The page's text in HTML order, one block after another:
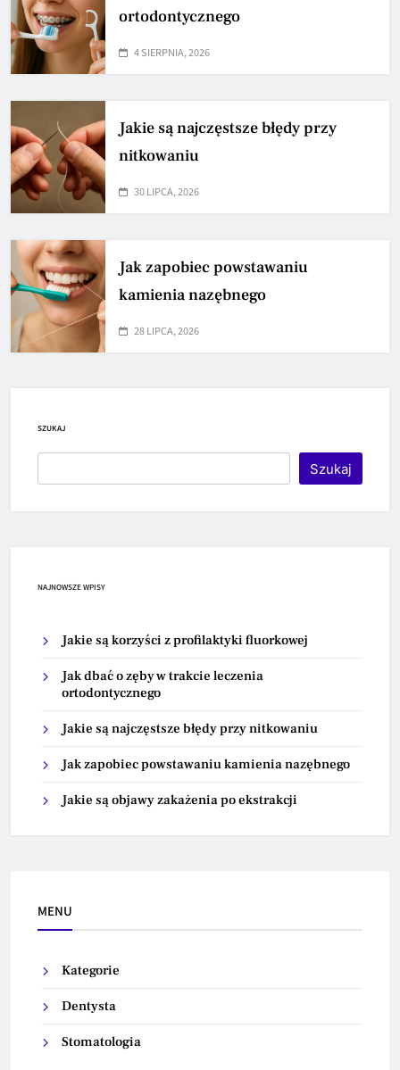
ortodontycznego
4 SIERPNIA, 2026
Jakie są najczęstsze błędy przy
nitkowaniu
30 LIPCA, 2026
Jak zapobiec powstawaniu
kamienia nazębnego
28 LIPCA, 2026
SZUKAJ
Szukaj
NAJNOWSZE WPISY
Jakie są korzyści z profilaktyki fluorkowej
Jak dbać o zęby w trakcie leczenia
ortodontycznego
Jakie są najczęstsze błędy przy nitkowaniu
Jak zapobiec powstawaniu kamienia nazębnego
Jakie są objawy zakażenia po ekstrakcji
MENU
Kategorie
Dentysta
Stomatologia